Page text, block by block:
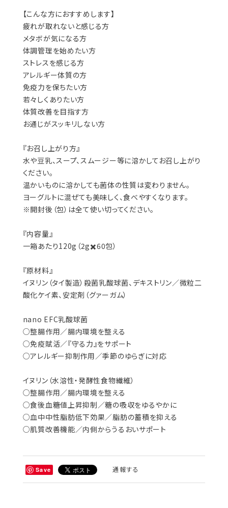
【こんな方におすすめします】
疲れが取れないと感じる方
メタボが気になる方
体調管理を始めたい方
ストレスを感じる方
アレルギー体質の方
免疫力を保ちたい方
若々しくありたい方
体質改善を目指す方
お通じがスッキリしない方
『お召し上がり方』
水や豆乳、スープ、スムージー等に溶かしてお召し上がり
ください。
温かいものに溶かしても菌体の性質は変わりません。
ヨーグルトに混ぜても美味しく、食べやすくなります。
※開封後（包）は全て使い切ってください。
『内容量』
一箱あたり120g（2g✖️60包）
『原材料』
イヌリン（タイ製造）殺菌乳酸球菌、デキストリン／微粒二
酸化ケイ素、安定剤（グァーガム）
nano EFC乳酸球菌
○整腸作用／腸内環境を整える
○免疫賦活／『守る力』をサポート
○アレルギー抑制作用／季節のゆらぎに対応
イヌリン（水溶性・発酵性食物繊維）
○整腸作用／腸内環境を整える
○食後血糖値上昇抑制／糖の吸収をゆるやかに
○血中中性脂肪低下効果／脂肪の蓄積を抑える
○肌質改善機能／内側からうるおいサポート
Save 通報する